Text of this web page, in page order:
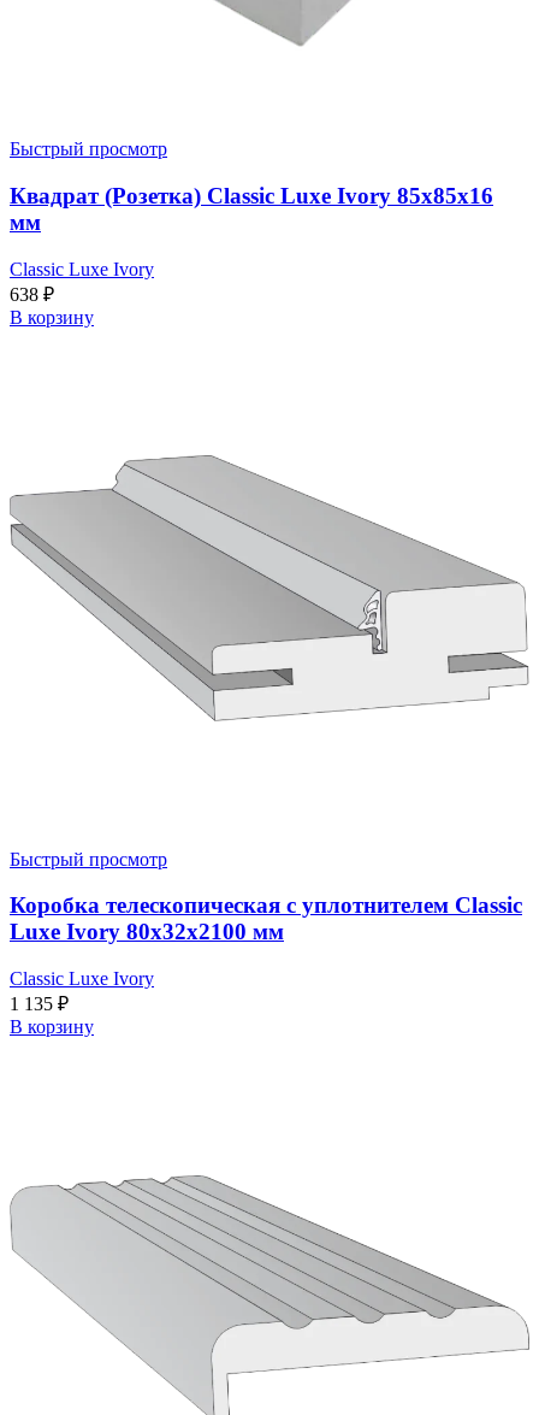
Быстрый просмотр
Квадрат (Розетка) Classic Luxe Ivory 85x85x16
мм
Classic Luxe Ivory
638 ₽
В корзину
Быстрый просмотр
Коробка телескопическая с уплотнителем Classic
Luxe Ivory 80x32x2100 мм
Classic Luxe Ivory
1 135 ₽
В корзину